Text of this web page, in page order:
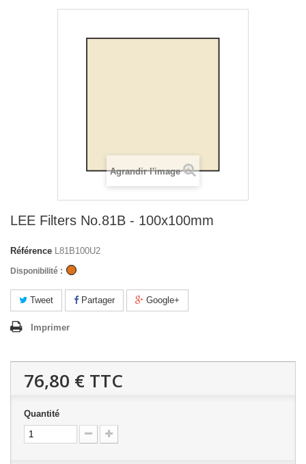
Agrandir l'image
LEE Filters No.81B - 100x100mm
Référence L81B100U2
Disponibilité :
Tweet Partager Google+
Imprimer
76,80 € TTC
Quantité